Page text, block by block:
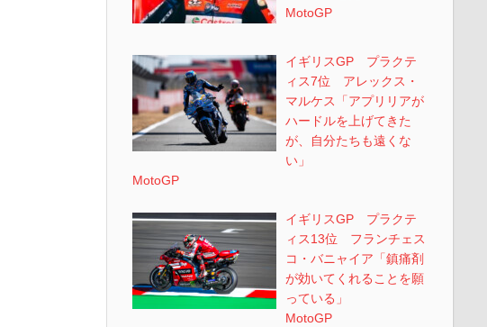
MotoGP
イギリスGP プラクテ
ィス7位 アレックス・
マルケス「アプリリアが
ハードルを上げてきた
が、自分たちも遠くな
い」
MotoGP
イギリスGP プラクテ
ィス13位 フランチェス
コ・バニャイア「鎮痛剤
が効いてくれることを願
っている」
MotoGP